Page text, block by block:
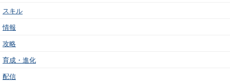
スキル
情報
攻略
育成・進化
配信